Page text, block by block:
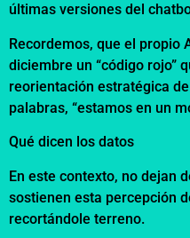
últimas versiones del
Recordemos, que el propio
diciembre un “código rojo”
reorientación estratégica
palabras, “estamos en un
Qué dicen los datos
En este contexto, no dejan
sostienen esta percepción
recortándole terreno.